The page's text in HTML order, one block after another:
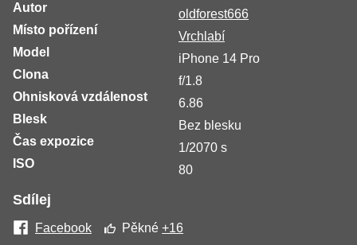
Autor
oldforest666
Místo pořízení
Vrchlabí
Model
iPhone 14 Pro
Clona
f/1.8
Ohnisková vzdálenost
6.86
Blesk
Bez blesku
Čas expozice
1/2070 s
ISO
80
Sdílej
Facebook Pěkné+16